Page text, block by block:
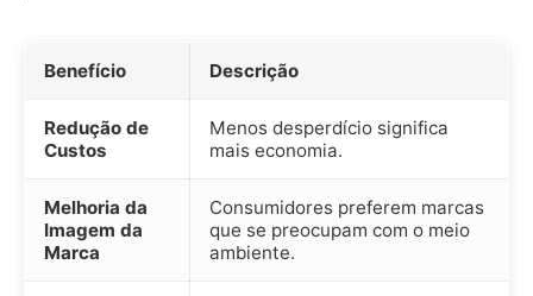
Benefício Descrição
Redução de
Custos
Menos desperdício significa
mais economia.
Melhoria da
Imagem da
Marca
Consumidores preferem marcas
que se preocupam com o meio
ambiente.